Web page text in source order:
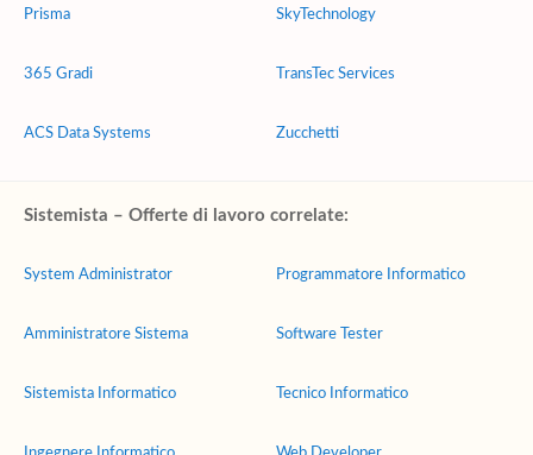
Prisma
365 Gradi
ACS Data Systems
SkyTechnology
TransTec Services
Zucchetti
Sistemista – Offerte di lavoro correlate:
System Administrator
Amministratore Sistema
Sistemista Informatico
Programmatore Informatico
Software Tester
Tecnico Informatico